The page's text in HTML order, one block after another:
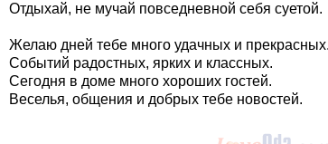
Отдыхай, не мучай повседневной себя суетой.
Желаю дней тебе много удачных и прекрасных.
Событий радостных, ярких и классных.
Сегодня в доме много хороших гостей.
Веселья, общения и добрых тебе новостей.